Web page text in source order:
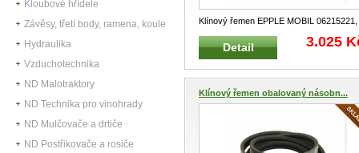
Kloubové hřídele
Závěsy, třetí body, ramena, koule
Hydraulika
Vzduchotechnika
ND Malotraktory
ND Technika pro vinohrady
ND Mulčovače a drtiče
ND Postřikovače a rosiče
Klínový řemen EPPLE MOBIL 06215221,
DEUTZ FAHR Klínové řemeny ob
Detail 3.025
Klínový řemen obalovaný násobn...